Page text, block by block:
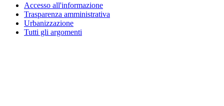
Accesso all'informazione
Trasparenza amministrativa
Urbanizzazione
Tutti gli argomenti